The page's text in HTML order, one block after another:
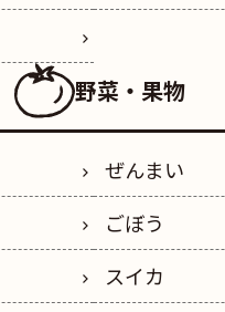
野菜・果物
ぜんまい
ごぼう
スイカ